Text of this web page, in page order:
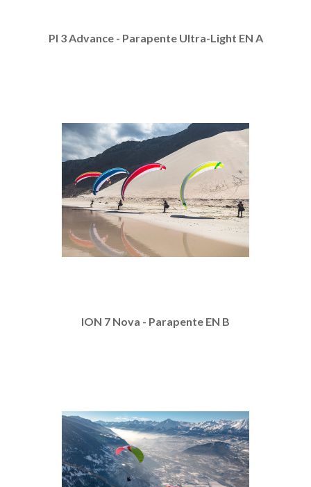
PI 3 Advance - Parapente Ultra-Light EN A
ION 7 Nova - Parapente EN B